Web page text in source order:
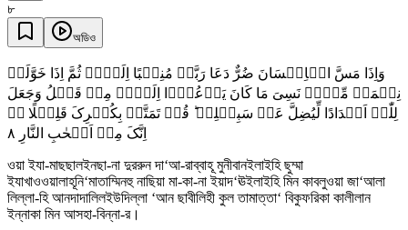
৮
অডিও
وَاِذَا مَسَّ الۡاِنۡسَانَ ضُرٌّ دَعَا رَبَّہٗ مُنِیۡبًا اِلَیۡہِ ثُمَّ اِذَا خَوَّلَہٗ
نِعۡمَۃً مِّنۡہُ نَسِیَ مَا کَانَ یَدۡعُوۡۤا اِلَیۡہِ مِنۡ قَبۡلُ وَجَعَلَ
لِلّٰہِ اَنۡدَادًا لِّیُضِلَّ عَنۡ سَبِیۡلِہٖ ؕ قُلۡ تَمَتَّعۡ بِکُفۡرِکَ قَلِیۡلًا ٭ۖ
اِنَّکَ مِنۡ اَصۡحٰبِ النَّارِ ٨
ওয়া ইযা-মাছছালইনছা-না দুররুন দা‘আ-রাব্বাহূ মুনীবানইলাইহি ছুম্মা
ইযাখাওওয়ালাহূনি‘মাতাম্মিনহু নাছিয়া মা-কা-না ইয়াদ‘ঊইলাইহি মিন কাবলুওয়া জা‘আলা
লিল্লা-হি আনদাদালিলইউদিল্লা ‘আন ছাবীলিহী কুল তামাত্তা‘ বিকুফরিকা কালীলান
ইন্নাকা মিন আসহা-বিন্না-র।